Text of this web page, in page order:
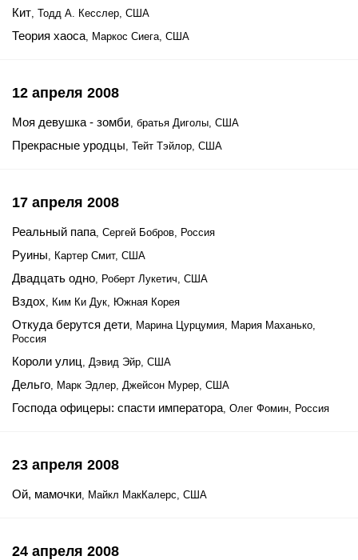
Кит, Тодд А. Кесслер, США
Теория хаоса, Маркос Сиега, США
12 апреля 2008
Моя девушка - зомби, братья Диголы, США
Прекрасные уродцы, Тейт Тэйлор, США
17 апреля 2008
Реальный папа, Сергей Бобров, Россия
Руины, Картер Смит, США
Двадцать одно, Роберт Лукетич, США
Вздох, Ким Ки Дук, Южная Корея
Откуда берутся дети, Марина Цурцумия, Мария Маханько,
Россия
Короли улиц, Дэвид Эйр, США
Дельго, Марк Эдлер, Джейсон Мурер, США
Господа офицеры: спасти императора, Олег Фомин, Россия
23 апреля 2008
Ой, мамочки, Майкл МакКалерс, США
24 апреля 2008